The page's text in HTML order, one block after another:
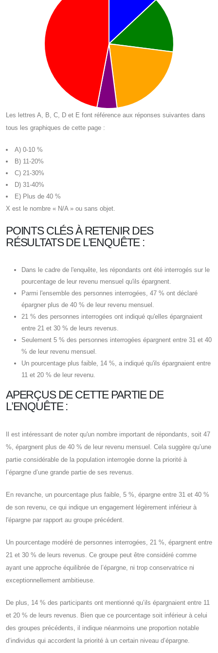
Les lettres A, B, C, D et E font référence aux réponses suivantes dans
tous les graphiques de cette page :
A) 0-10 %
B) 11-20%
C) 21-30%
D) 31-40%
E) Plus de 40 %
X est le nombre « N/A » ou sans objet.
POINTS CLÉS À RETENIR DES
RÉSULTATS DE L’ENQUÊTE :
Dans le cadre de l'enquête, les répondants ont été interrogés sur le
pourcentage de leur revenu mensuel qu'ils épargnent.
Parmi l'ensemble des personnes interrogées, 47 % ont déclaré
épargner plus de 40 % de leur revenu mensuel.
21 % des personnes interrogées ont indiqué qu'elles épargnaient
entre 21 et 30 % de leurs revenus.
Seulement 5 % des personnes interrogées épargnent entre 31 et 40
% de leur revenu mensuel.
Un pourcentage plus faible, 14 %, a indiqué qu'ils épargnaient entre
11 et 20 % de leur revenu.
APERÇUS DE CETTE PARTIE DE
L’ENQUÊTE :
Il est intéressant de noter qu'un nombre important de répondants, soit 47
%, épargnent plus de 40 % de leur revenu mensuel. Cela suggère qu’une
partie considérable de la population interrogée donne la priorité à
l’épargne d’une grande partie de ses revenus.
En revanche, un pourcentage plus faible, 5 %, épargne entre 31 et 40 %
de son revenu, ce qui indique un engagement légèrement inférieur à
l'épargne par rapport au groupe précédent.
Un pourcentage modéré de personnes interrogées, 21 %, épargnent entre
21 et 30 % de leurs revenus. Ce groupe peut être considéré comme
ayant une approche équilibrée de l’épargne, ni trop conservatrice ni
exceptionnellement ambitieuse.
De plus, 14 % des participants ont mentionné qu’ils épargnaient entre 11
et 20 % de leurs revenus. Bien que ce pourcentage soit inférieur à celui
des groupes précédents, il indique néanmoins une proportion notable
d’individus qui accordent la priorité à un certain niveau d’épargne.